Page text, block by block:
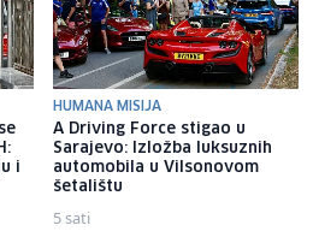
i
HUMANA MISIJA
A Driving Force stigao u
Sarajevo: Izložba luksuznih
automobila u Vilsonovom
šetalištu
5 sati